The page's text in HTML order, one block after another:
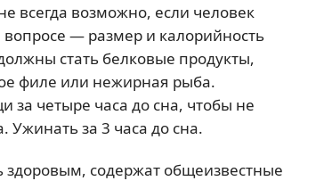
всегда возможно, если человек
— размер и калорийность
стать белковые продукты,
филе или нежирная рыба.
четыре часа до сна, чтобы не
Ужинать за 3 часа до сна.
здоровым, содержат общеизвестные